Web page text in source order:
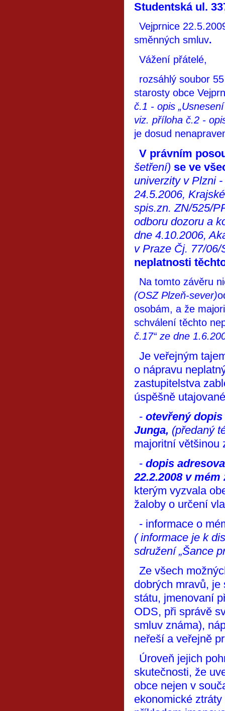
Studentská ul.
Vejprnice
směnných smluv.
Vážení přátelé,
rozsáhlý soubor
starosty obce
č.1 - opis
viz. příloha č.2 -
je dosud
V právním
šetření) se ve
univerzity v Plzni
24.5.2006,
spis.zn. ZN/525/
odboru dozoru a
dne 4.10.2006,
v Praze Čj. 77/
neplatnosti
Na tomto závěru
(OSZ Plzeň-sever)
osobám, a že
schválení těchto
č.17“ ze dne
Je veřejným
o nápravu
zastupitelstva
úspěšně
- otevřený dopis
Junga, (předaný
majoritní většinou
- dopis
22.2.2008 v
kterým vyzvala
žaloby o určení
- informace o
( informace je k
sdružení „Šance
Ze všech
dobrých mravů,
státu, jmenovaní
ODS, při správě
smluv známa),
neřeší a veřejně
Úroveň jejich
skutečnosti, že
obce nejen v
ekonomické